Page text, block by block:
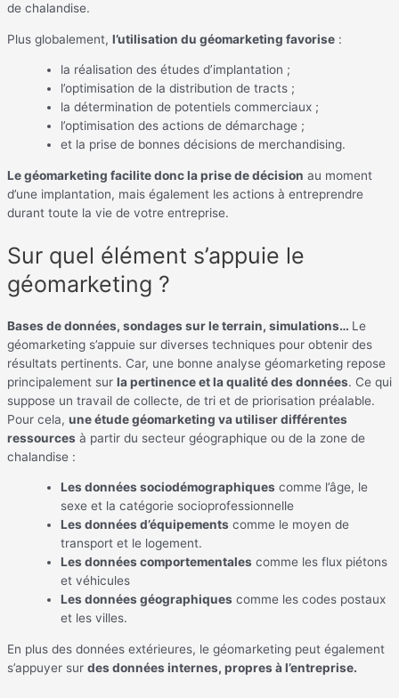
de chalandise.
Plus globalement, l’utilisation du géomarketing favorise :
la réalisation des études d’implantation ;
l’optimisation de la distribution de tracts ;
la détermination de potentiels commerciaux ;
l’optimisation des actions de démarchage ;
et la prise de bonnes décisions de merchandising.
Le géomarketing facilite donc la prise de décision au moment
d’une implantation, mais également les actions à entreprendre
durant toute la vie de votre entreprise.
Sur quel élément s’appuie le
géomarketing ?
Bases de données, sondages sur le terrain, simulations… Le
géomarketing s’appuie sur diverses techniques pour obtenir des
résultats pertinents. Car, une bonne analyse géomarketing repose
principalement sur la pertinence et la qualité des données. Ce qui
suppose un travail de collecte, de tri et de priorisation préalable.
Pour cela, une étude géomarketing va utiliser différentes
ressources à partir du secteur géographique ou de la zone de
chalandise :
Les données sociodémographiques comme l’âge, le
sexe et la catégorie socioprofessionnelle
Les données d’équipements comme le moyen de
transport et le logement.
Les données comportementales comme les flux piétons
et véhicules
Les données géographiques comme les codes postaux
et les villes.
En plus des données extérieures, le géomarketing peut également
s’appuyer sur des données internes, propres à l’entreprise.